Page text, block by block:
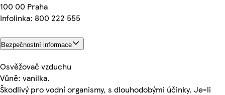
100 00 Praha
Infolinka: 800 222 555
Bezpečnostní informace
Osvěžovač vzduchu
Vůně: vanilka.
Škodlivý pro vodní organismy, s dlouhodobými účinky. Je-li